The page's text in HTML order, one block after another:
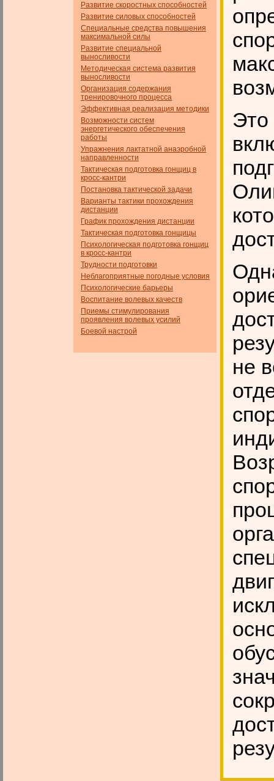
Развитие скоростных способностей
Развитие силовых способностей
Специальные средства повышения
максимальной силы
Развитие специальной
выносливости
Методическая система развития
выносливости
Организация содержания
тренировочного процесса
Эффективная реализация методики
Возможности систем
энергетического обеспечения
работы
Упражнения лактатной анаэробной
направленности
Тактическая подготовка гонщиц в
кросс-кантри
Постановка тактической задачи
Варианты тактики прохождения
дистанции
График прохождения дистанции
Тактическая подготовка гонщицы
Психологическая подготовка гонщиц
в кросс-кантри
Трудности подготовки
Неблагоприятные погодные условия
Психологические барьеры
Воспитание волевых качеств
Приемы стимулирования
проявления волевых усилий
Боевой настрой
Это
не